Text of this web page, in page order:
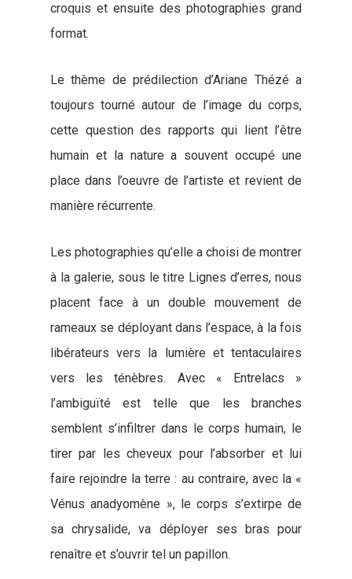
croquis et ensuite des photographies grand
format.
Le thème de prédilection d’Ariane Thézé a
toujours tourné autour de l’image du corps,
cette question des rapports qui lient l’être
humain et la nature a souvent occupé une
place dans l’oeuvre de l’artiste et revient de
manière récurrente.
Les photographies qu’elle a choisi de montrer
à la galerie, sous le titre Lignes d’erres, nous
placent face à un double mouvement de
rameaux se déployant dans l’espace, à la fois
libérateurs vers la lumière et tentaculaires
vers les ténèbres. Avec « Entrelacs »
l’ambiguïté est telle que les branches
semblent s’infiltrer dans le corps humain, le
tirer par les cheveux pour l’absorber et lui
faire rejoindre la terre : au contraire, avec la «
Vénus anadyomène », le corps s’extirpe de
sa chrysalide, va déployer ses bras pour
renaître et s’ouvrir tel un papillon.